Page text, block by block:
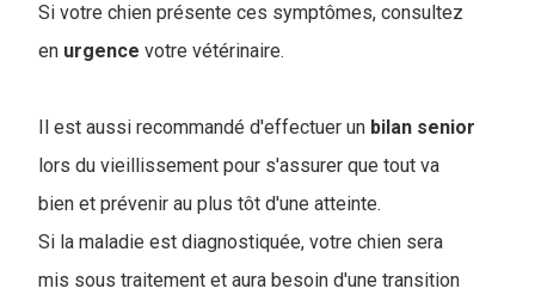
Si votre chien présente ces symptômes, consultez
en urgence votre vétérinaire.
Il est aussi recommandé d'effectuer un bilan senior
lors du vieillissement pour s'assurer que tout va
bien et prévenir au plus tôt d'une atteinte.
Si la maladie est diagnostiquée, votre chien sera
mis sous traitement et aura besoin d'une transition